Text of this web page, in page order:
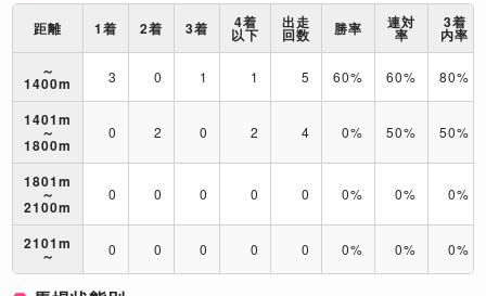
距離 1着 2着 3着 4着
以下
出走
回数 勝率 連対
率
3着
内率
～
1400m 3 0 1 1 5 60% 60% 80%
1401m
～
1800m
0 2 0 2 4 0% 50% 50%
1801m
～
2100m
0 0 0 0 0 0% 0% 0%
2101m
～ 0 0 0 0 0 0% 0% 0%